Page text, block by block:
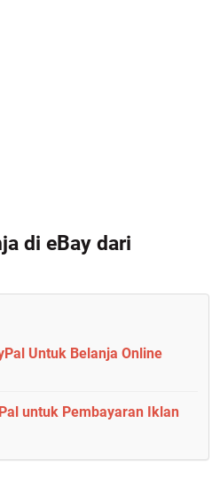
di eBay dari
Untuk Belanja Online
untuk Pembayaran Iklan